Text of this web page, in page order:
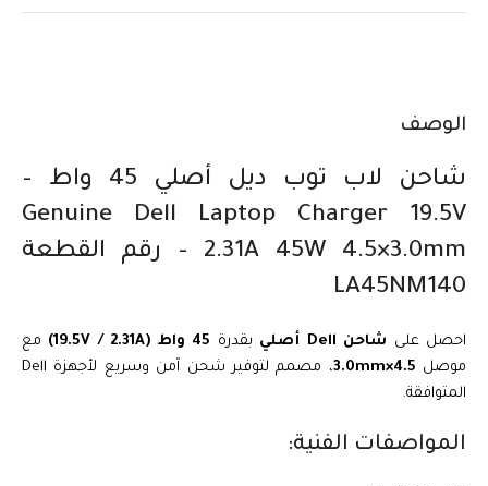
الوصف
شاحن لاب توب ديل أصلي 45 واط –
Genuine Dell Laptop Charger 19.5V
2.31A 45W 4.5×3.0mm – رقم القطعة
LA45NM140
احصل على شاحن Dell أصلي بقدرة 45 واط (19.5V / 2.31A)
مع
موصل 4.5×3.0mm
، مصمم لتوفير شحن آمن وسريع لأجهزة Dell
المتوافقة.
المواصفات الفنية: